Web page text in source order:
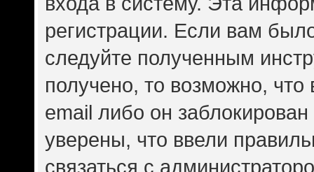
регистрации. Если вам
следуйте полученным
получено, то возможно,
email либо он
уверены, что ввели
связаться с